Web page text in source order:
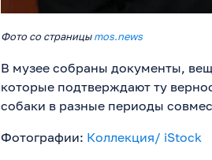
Фото со страницыmos.news
В музее собраны документы,
которые подтверждают ту
собаки в разные периоды
Фотографии: Коллекция/ iStock